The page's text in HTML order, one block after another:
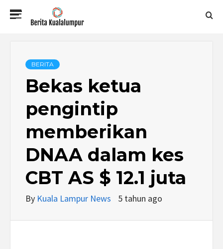
BERITA
KUALALUMPUR
BERITA
Bekas ketua
pengintip
memberikan
DNAA dalam kes
CBT AS $ 12.1 juta
By Kuala Lampur News 5 tahun ago